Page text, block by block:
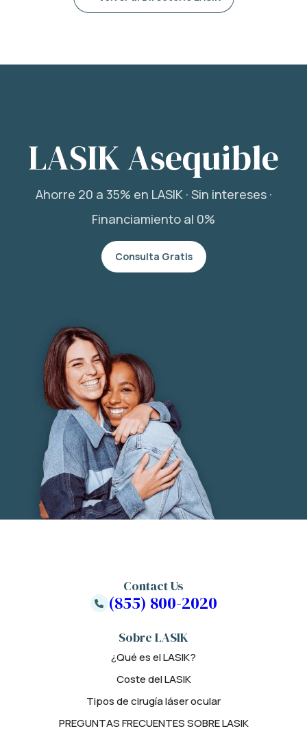
LASIK Asequible
Ahorre 20 a 35% en LASIK · Sin intereses ·
Financiamiento al 0%
Consulta Gratis
Sobre LASIK
¿Qué es el LASIK?
Coste del LASIK
Tipos de cirugía láser ocular
PREGUNTAS FRECUENTES SOBRE LASIK
Contact Us
(855) 800-2020